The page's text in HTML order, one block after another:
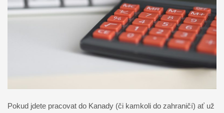
Pokud jdete pracovat do Kanady (či kamkoli do zahraničí) ať už